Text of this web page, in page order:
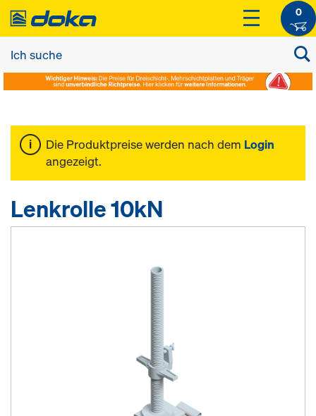
0
Die Produktpreise werden nach dem Login
angezeigt.
Lenkrolle 10kN